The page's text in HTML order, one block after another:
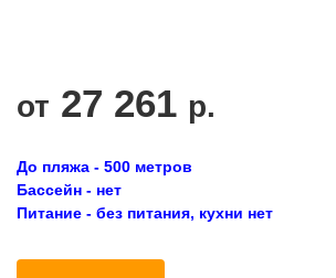
от 27 261 р.
До пляжа - 500 метров
Бассейн - нет
Питание - без питания, кухни нет